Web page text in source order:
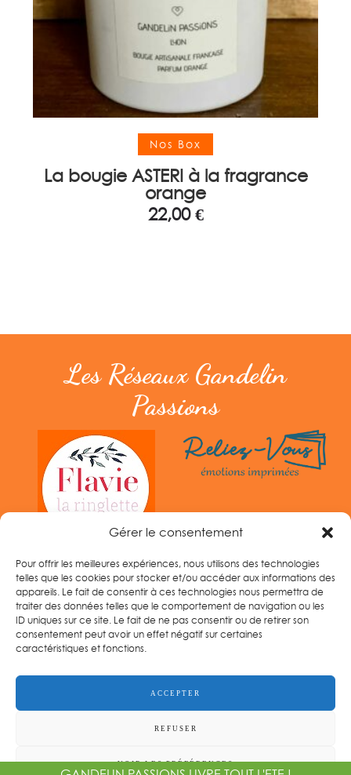
Gérer le consentement
Pour offrir les meilleures expériences, nous utilisons des technologies
telles que les cookies pour stocker et/ou accéder aux informations des
appareils. Le fait de consentir à ces technologies nous permettra de
traiter des données telles que le comportement de navigation ou les
ID uniques sur ce site. Le fait de ne pas consentir ou de retirer son
consentement peut avoir un effet négatif sur certaines
caractéristiques et fonctions.
ACCEPTER
REFUSER
VOIR LES PRÉFÉRENCES
Ajouter au panier
Nos Box
La bougie ASTERI à la fragrance
orange
22,00€
Les Réseaux Gandelin
Passions
|Mentions légales|CGV|Politique de